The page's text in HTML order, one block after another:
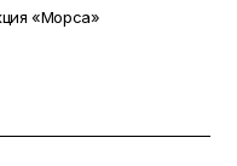
«Морса»